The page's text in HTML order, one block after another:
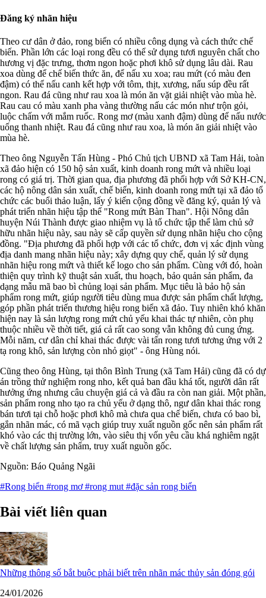
Đăng ký nhãn hiệu
Theo cư dân ở đảo, rong biển có nhiều công dụng và cách thức chế
biến. Phần lớn các loại rong đều có thể sử dụng tươi nguyên chất cho
hương vị đặc trưng, thơm ngon hoặc phơi khô sử dụng lâu dài. Rau
xoa dùng để chế biến thức ăn, để nấu xu xoa; rau mứt (có màu đen
đậm) có thể nấu canh kết hợp với tôm, thịt, xương, nấu súp đều rất
ngon. Rau đá cũng như rau xoa là món ăn vặt giải nhiệt vào mùa hè.
Rau cau có màu xanh pha vàng thường nấu các món như trộn gỏi,
luộc chấm với mắm ruốc. Rong mơ (màu xanh đậm) dùng để nấu nước
uống thanh nhiệt. Rau đá cũng như rau xoa, là món ăn giải nhiệt vào
mùa hè.
Theo ông Nguyễn Tấn Hùng - Phó Chủ tịch UBND xã Tam Hải, toàn
xã đảo hiện có 150 hộ sản xuất, kinh doanh rong mứt và nhiều loại
rong có giá trị. Thời gian qua, địa phương đã phối hợp với Sở KH-CN,
các hộ nông dân sản xuất, chế biến, kinh doanh rong mứt tại xã đảo tổ
chức các buổi thảo luận, lấy ý kiến cộng đồng về đăng ký, quản lý và
phát triển nhãn hiệu tập thể "Rong mứt Bàn Than". Hội Nông dân
huyện Núi Thành được giao nhiệm vụ là tổ chức tập thể làm chủ sở
hữu nhãn hiệu này, sau này sẽ cấp quyền sử dụng nhãn hiệu cho cộng
đồng. "Địa phương đã phối hợp với các tổ chức, đơn vị xác định vùng
địa danh mang nhãn hiệu này; xây dựng quy chế, quản lý sử dụng
nhãn hiệu rong mứt và thiết kế logo cho sản phẩm. Cùng với đó, hoàn
thiện quy trình kỹ thuật sản xuất, thu hoạch, bảo quản sản phẩm, đa
dạng mẫu mã bao bì chủng loại sản phẩm. Mục tiêu là bảo hộ sản
phẩm rong mứt, giúp người tiêu dùng mua được sản phẩm chất lượng,
góp phần phát triển thương hiệu rong biển xã đảo. Tuy nhiên khó khăn
hiện nay là sản lượng rong mứt chủ yếu khai thác tự nhiên, còn phụ
thuộc nhiều về thời tiết, giá cả rất cao song vẫn không đủ cung ứng.
Mỗi năm, cư dân chỉ khai thác được vài tấn rong tươi tương ứng với 2
tạ rong khô, sản lượng còn nhỏ giọt" - ông Hùng nói.
Cũng theo ông Hùng, tại thôn Bình Trung (xã Tam Hải) cũng đã có dự
án trồng thử nghiệm rong nho, kết quả ban đầu khá tốt, người dân rất
hưởng ứng nhưng câu chuyện giá cả và đầu ra còn nan giải. Một phần,
sản phẩm rong nho tạo ra chủ yếu ở dạng thô, ngư dân khai thác rong
bán tươi tại chỗ hoặc phơi khô mà chưa qua chế biến, chưa có bao bì,
gắn nhãn mác, có mã vạch giúp truy xuất nguồn gốc nên sản phẩm rất
khó vào các thị trường lớn, vào siêu thị vốn yêu cầu khá nghiêm ngặt
về chất lượng sản phẩm, truy xuất nguồn gốc.
Nguồn: Báo Quảng Ngãi
#Rong biển #rong mơ#rong mut #đặc sản rong biển
Bài viết liên quan
Những thông số bắt buộc phải biết trên nhãn mác thủy sản đóng gói
24/01/2026